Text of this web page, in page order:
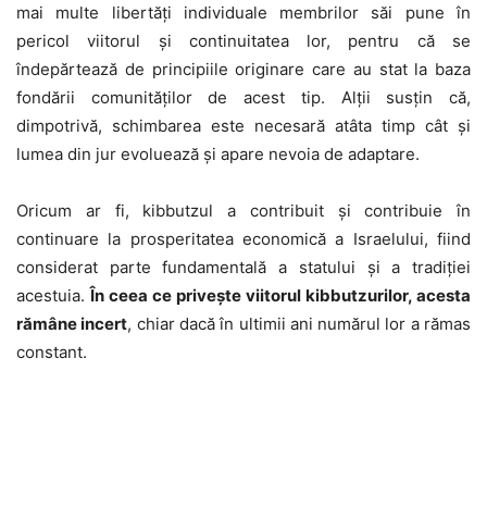
mai multe libertăți individuale membrilor săi pune în
pericol viitorul și continuitatea lor, pentru că se
îndepărtează de principiile originare care au stat la baza
fondării comunităților de acest tip. Alții susțin că,
dimpotrivă, schimbarea este necesară atâta timp cât și
lumea din jur evoluează și apare nevoia de adaptare.
Oricum ar fi, kibbutzul a contribuit și contribuie în
continuare la prosperitatea economică a Israelului, fiind
considerat parte fundamentală a statului și a tradiției
acestuia.În ceea ce privește viitorul kibbutzurilor, acesta
rămâne incert, chiar dacă în ultimii ani numărul lor a rămas
constant.